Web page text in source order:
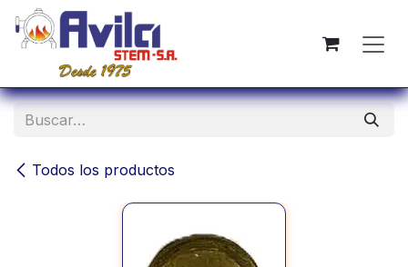
Ir al contenido
Todos los productos